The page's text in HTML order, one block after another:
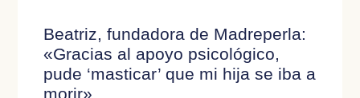
Beatriz, fundadora de Madreperla:
«Gracias al apoyo psicológico,
pude ‘masticar’ que mi hija se iba a
morir»